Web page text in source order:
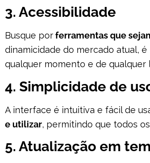
3. Acessibilidade
Busque porferramentas que
dinamicidade do mercado atual,
qualquer momento e de qualquer
4. Simplicidade de
A interface é intuitiva e fácil de
e utilizar, permitindo que todos
5. Atualização em